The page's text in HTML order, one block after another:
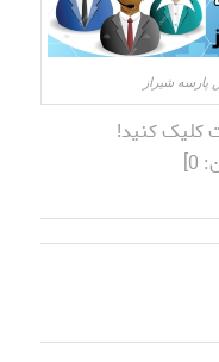
پارسه شیراز
کلیک کنید!
0
]